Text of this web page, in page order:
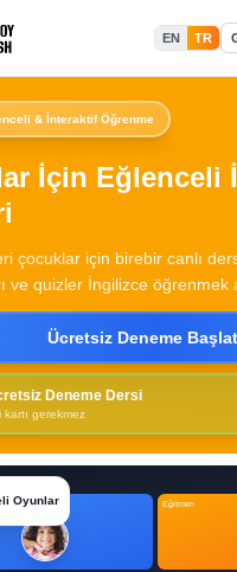
EN TR
& İnteraktif Öğrenme
İçin Eğlenceli
çocuklar için birebir canlı
ve quizler İngilizce öğrenmek
Ücretsiz Deneme Başlat
Deneme Dersi
kartı gerekmez
Oyunlar Eğitmen